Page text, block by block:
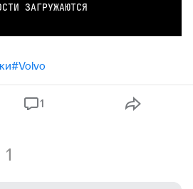
ЗАГРУЖАЮТСЯ
#Volvo
1
1